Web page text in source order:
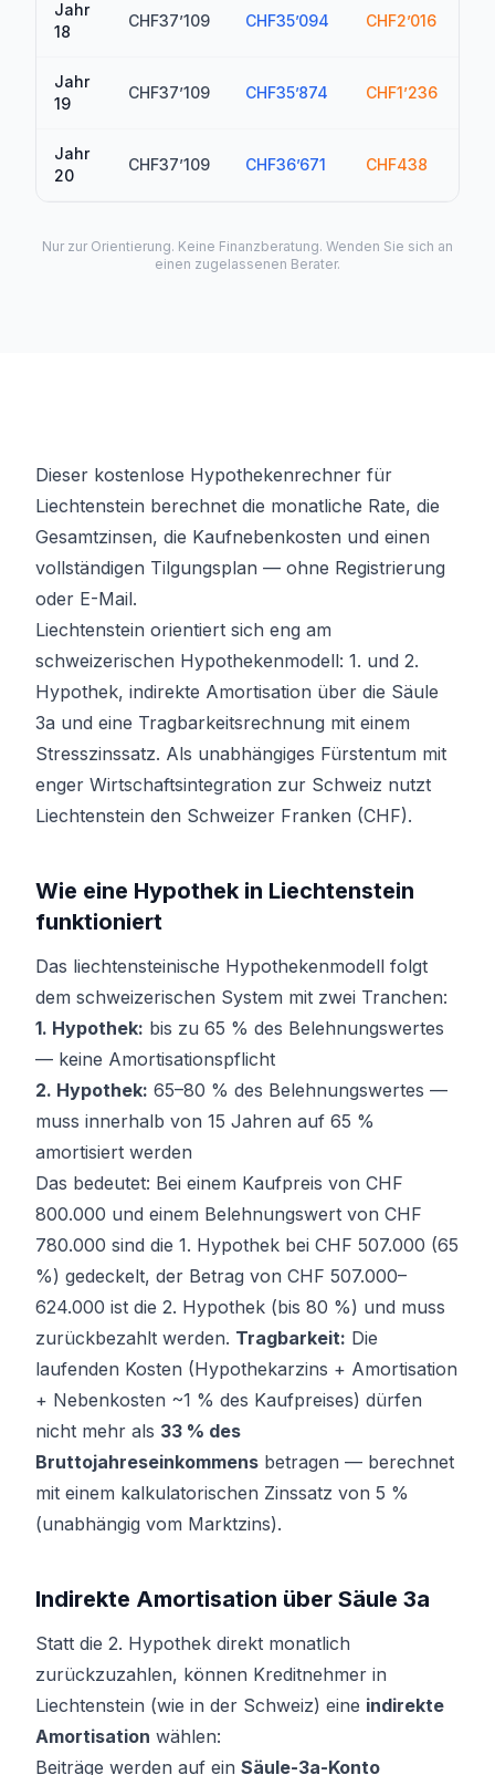
Jahr
18
CHF37’109 CHF35’094 CHF2’016
Jahr
19
CHF37’109 CHF35’874 CHF1’236
Jahr
20
CHF37’109 CHF36’671 CHF438
Nur zur Orientierung. Keine Finanzberatung. Wenden Sie sich an
einen zugelassenen Berater.
Dieser kostenlose Hypothekenrechner für
Liechtenstein berechnet die monatliche Rate, die
Gesamtzinsen, die Kaufnebenkosten und einen
vollständigen Tilgungsplan — ohne Registrierung
oder E-Mail.
Liechtenstein orientiert sich eng am
schweizerischen Hypothekenmodell: 1. und 2.
Hypothek, indirekte Amortisation über die Säule
3a und eine Tragbarkeitsrechnung mit einem
Stresszinssatz. Als unabhängiges Fürstentum mit
enger Wirtschaftsintegration zur Schweiz nutzt
Liechtenstein den Schweizer Franken (CHF).
Wie eine Hypothek in Liechtenstein
funktioniert
Das liechtensteinische Hypothekenmodell folgt
dem schweizerischen System mit zwei Tranchen:
1. Hypothek: bis zu 65 % des Belehnungswertes
— keine Amortisationspflicht
2. Hypothek: 65–80 % des Belehnungswertes —
muss innerhalb von 15 Jahren auf 65 %
amortisiert werden
Das bedeutet: Bei einem Kaufpreis von CHF
800.000 und einem Belehnungswert von CHF
780.000 sind die 1. Hypothek bei CHF 507.000 (65
%) gedeckelt, der Betrag von CHF 507.000–
624.000 ist die 2. Hypothek (bis 80 %) und muss
zurückbezahlt werden. Tragbarkeit: Die
laufenden Kosten (Hypothekarzins + Amortisation
+ Nebenkosten ~1 % des Kaufpreises) dürfen
nicht mehr als 33 % des
Bruttojahreseinkommens betragen — berechnet
mit einem kalkulatorischen Zinssatz von 5 %
(unabhängig vom Marktzins).
Indirekte Amortisation über Säule 3a
Statt die 2. Hypothek direkt monatlich
zurückzuzahlen, können Kreditnehmer in
Liechtenstein (wie in der Schweiz) eine indirekte
Amortisation wählen:
Beiträge werden auf ein Säule-3a-Konto